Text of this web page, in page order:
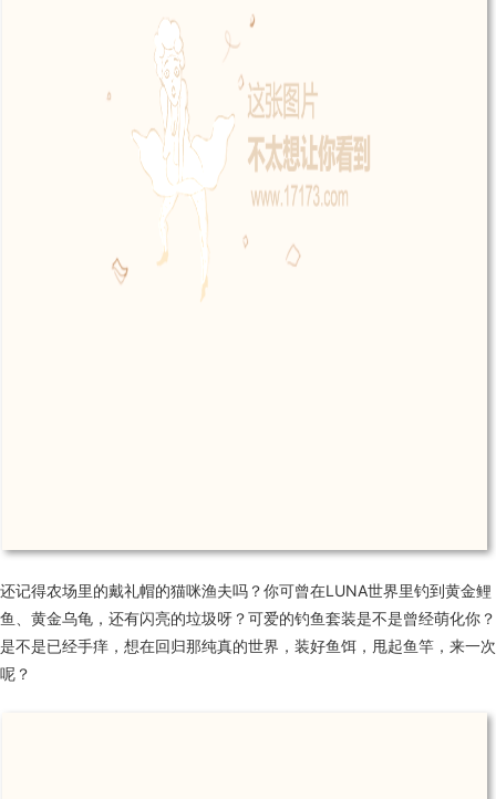
还记得农场里的戴礼帽的猫咪渔夫吗？你可曾在LUNA世界里钓到黄金鲤
鱼、黄金乌龟，还有闪亮的垃圾呀？可爱的钓鱼套装是不是曾经萌化你？
是不是已经手痒，想在回归那纯真的世界，装好鱼饵，甩起鱼竿，来一次
呢？